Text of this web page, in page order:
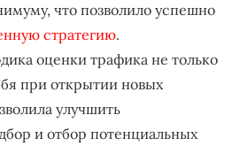
что позволило успешно
стратегию.
оценки трафика не только
при открытии новых
улучшить
и отбор потенциальных